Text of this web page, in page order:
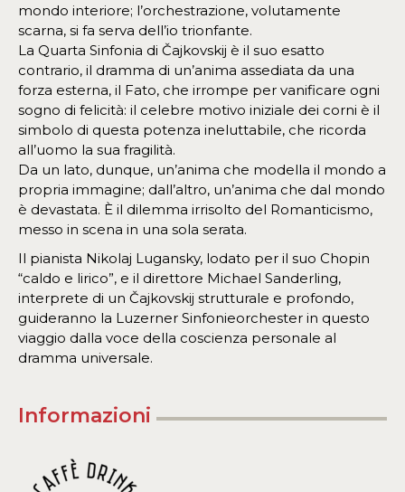
mondo interiore; l’orchestrazione, volutamente
scarna, si fa serva dell’io trionfante.
La Quarta Sinfonia di Čajkovskij è il suo esatto
contrario, il dramma di un’anima assediata da una
forza esterna, il Fato, che irrompe per vanificare ogni
sogno di felicità: il celebre motivo iniziale dei corni è il
simbolo di questa potenza ineluttabile, che ricorda
all’uomo la sua fragilità.
Da un lato, dunque, un’anima che modella il mondo a
propria immagine; dall’altro, un’anima che dal mondo
è devastata. È il dilemma irrisolto del Romanticismo,
messo in scena in una sola serata.
Il pianista Nikolaj Lugansky, lodato per il suo Chopin
“caldo e lirico”, e il direttore Michael Sanderling,
interprete di un Čajkovskij strutturale e profondo,
guideranno la Luzerner Sinfonieorchester in questo
viaggio dalla voce della coscienza personale al
dramma universale.
Informazioni